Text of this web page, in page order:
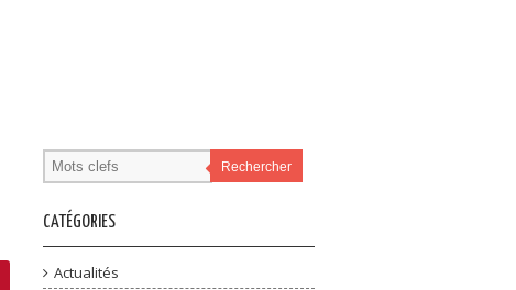
Rechercher
CATÉGORIES
Actualités